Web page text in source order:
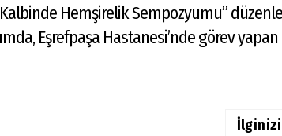
Hemşirelik Sempozyumu”
Eşrefpaşa Hastanesi’nde görev
İlginizi